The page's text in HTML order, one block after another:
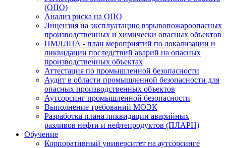
(ОПО)
Анализ риска на ОПО
Лицензия на эксплуатацию взрывопожароопасных
производственных и химически опасных объектов
ПМЛЛПА - план мероприятий по локализации и
ликвидации последствий аварий на опасных
производственных объектах
Аттестация по промышленной безопасности
Аудит в области промышленной безопасности для
опасных производственных объектов
Аутсорсинг промышленной безопасности
Выполнение требований МОЭК
Разработка плана ликвидации аварийных
разливов нефти и нефтепродуктов (ПЛАРН)
Обучение
Корпоративный университет на аутсорсинге